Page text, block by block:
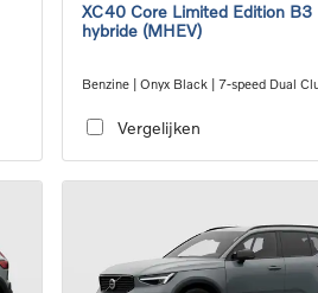
XC40 Core Limited Edition B3
hybride (MHEV)
Benzine | Onyx Black | 7-speed Dual
Vergelijken